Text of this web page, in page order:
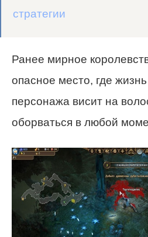
стратегии
Ранее мирное
опасное место, где
персонажа висит на
оборваться в любой